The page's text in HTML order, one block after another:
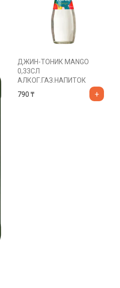
ДЖИН-ТОНИК MANGO
0,33СЛ
АЛКОГ.ГАЗ.НАПИТОК
790 ₸